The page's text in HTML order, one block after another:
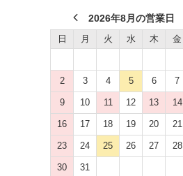
2026年8月の営業日
日 月 火 水 木 金
2 3 4 5 6 7
9 10 11 12 13 14
16 17 18 19 20 21
23 24 25 26 27 28
30 31